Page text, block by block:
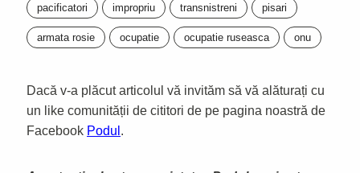
pacificatori impropriu transnistreni pisari
armata rosie ocupatie ocupatie ruseasca onu
Dacă v-a plăcut articolul vă invităm să vă alăturați cu
un like comunității de cititori de pe pagina noastră de
Facebook Podul .